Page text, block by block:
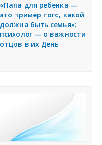
«Папа для ребенка —
это пример того, какой
должна быть семья»:
психолог — о важности
отцов в их День